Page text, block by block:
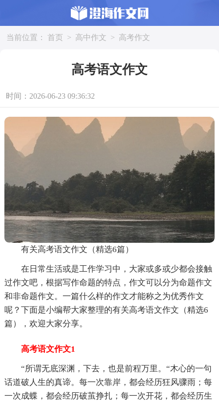
当前位置： 首页 > 高中作文 > 高考作文
高考语文作文
时间：2026-06-23 09:36:32
有关高考语文作文（精选6篇）
在日常生活或是工作学习中，大家或多或少都会接触
过作文吧，根据写作命题的特点，作文可以分为命题作文
和非命题作文。一篇什么样的作文才能称之为优秀作文
呢？下面是小编帮大家整理的有关高考语文作文（精选6
篇），欢迎大家分享。
高考语文作文1
“所谓无底深渊，下去，也是前程万里。“木心的一句
话道破人生的真谛。每一次靠岸，都会经历狂风骤雨；每
一次成蝶，都会经历破茧挣扎；每一次开花，都会经历生